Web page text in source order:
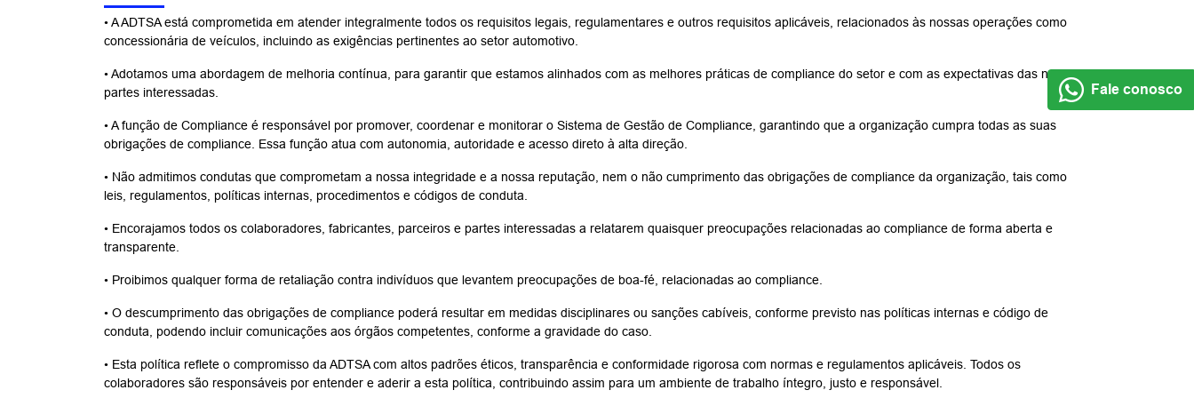
• A ADTSA está comprometida em atender integralmente todos os requisitos legais, regulamentares e outros requisitos aplicáveis, relacionados às nossas operações como
concessionária de veículos, incluindo as exigências pertinentes ao setor automotivo.
• Adotamos uma abordagem de melhoria contínua, para garantir que estamos alinhados com as melhores práticas de compliance do setor e com as expectativas das nossas
partes interessadas.
• A função de Compliance é responsável por promover, coordenar e monitorar o Sistema de Gestão de Compliance, garantindo que a organização cumpra todas as suas
obrigações de compliance. Essa função atua com autonomia, autoridade e acesso direto à alta direção.
• Não admitimos condutas que comprometam a nossa integridade e a nossa reputação, nem o não cumprimento das obrigações de compliance da organização, tais como
leis, regulamentos, políticas internas, procedimentos e códigos de conduta.
• Encorajamos todos os colaboradores, fabricantes, parceiros e partes interessadas a relatarem quaisquer preocupações relacionadas ao compliance de forma aberta e
transparente.
• Proibimos qualquer forma de retaliação contra indivíduos que levantem preocupações de boa-fé, relacionadas ao compliance.
• O descumprimento das obrigações de compliance poderá resultar em medidas disciplinares ou sanções cabíveis, conforme previsto nas políticas internas e código de
conduta, podendo incluir comunicações aos órgãos competentes, conforme a gravidade do caso.
• Esta política reflete o compromisso da ADTSA com altos padrões éticos, transparência e conformidade rigorosa com normas e regulamentos aplicáveis. Todos os
colaboradores são responsáveis por entender e aderir a esta política, contribuindo assim para um ambiente de trabalho íntegro, justo e responsável.
Fale conosco